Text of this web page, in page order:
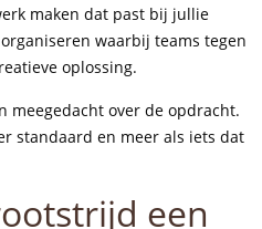
maken dat past bij jullie
waarbij teams tegen
oplossing.
meegedacht over de opdracht.
standaard en meer als iets dat
een